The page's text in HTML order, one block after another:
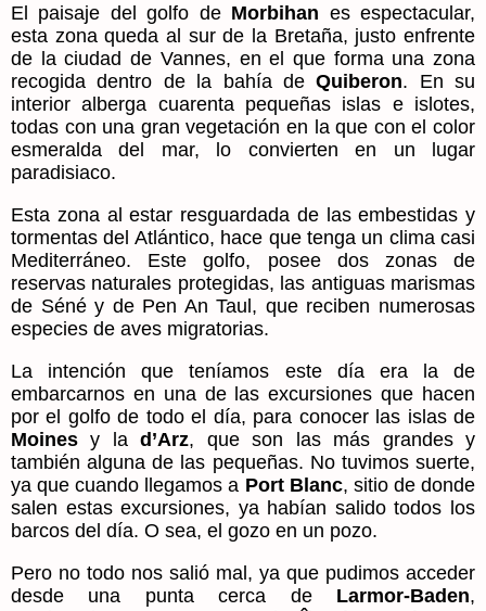
El paisaje del golfo de Morbihan es espectacular,
esta zona queda al sur de la Bretaña, justo enfrente
de la ciudad de Vannes, en el que forma una zona
recogida dentro de la bahía deQuiberon. En su
interior alberga cuarenta pequeñas islas e islotes,
todas con una gran vegetación en la que con el color
esmeralda del mar, lo convierten en un lugar
paradisiaco.
Esta zona al estar resguardada de las embestidas y
tormentas del Atlántico, hace que tenga un clima casi
Mediterráneo. Este golfo, posee dos zonas de
reservas naturales protegidas, las antiguas marismas
de Séné y de Pen An Taul, que reciben numerosas
especies de aves migratorias.
La intención que teníamos este día era la de
embarcarnos en una de las excursiones que hacen
por el golfo de todo el día, para conocer las islas de
Moines y lad’Arz, que son las más grandes y
también alguna de las pequeñas. No tuvimos suerte,
ya que cuando llegamos a Port Blanc, sitio de donde
salen estas excursiones, ya habían salido todos los
barcos del día. O sea, el gozo en un pozo.
Pero no todo nos salió mal, ya que pudimos acceder
desde una punta cerca de Larmor-Baden,